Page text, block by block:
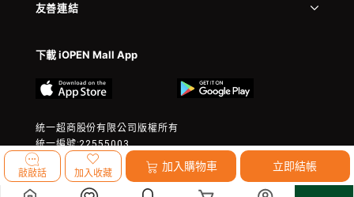
敲敲話 加入收藏
加入購物車 立即結帳
友善連結
下載 iOPEN Mall App
統一超商股份有限公司版權所有
統一編號:22555003
© 2023 President Chain Store Corp. All rights reserved.